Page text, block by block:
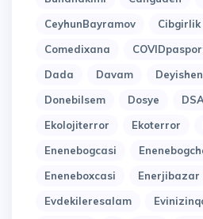
CeyhunBayramov
Cibgirlik
Comedixana
Dada
Davam
Donebilsem
Dosye
Ekolojiterror
Ekoterror
Enenebogcasi
Eneneboxcasi
Enerjibazar
Evdekileresalam